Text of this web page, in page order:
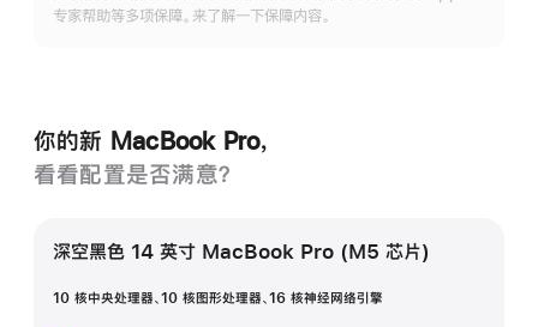
专家帮助等多项保障。来了解一下保障内容。
你的新 MacBook Pro，
看看配置是否满意？
深空黑色 14 英寸 MacBook Pro (M5 芯片)
10 核中央处理器、10 核图形处理器、16 核神经网络引擎